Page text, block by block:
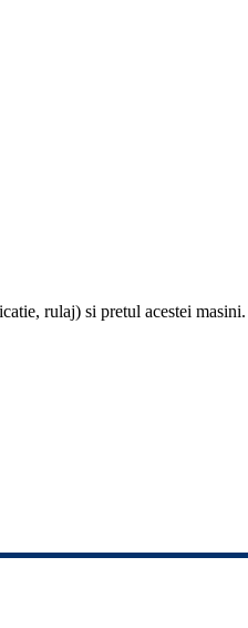
rulaj) si pretul acestei masini.